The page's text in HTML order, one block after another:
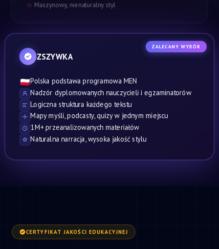
Maszynowy, nienaturalny styl
ZALECANY WYBÓR
ZSZYWKA
🇵🇱Polska podstawa programowa MEN
Nadzór dyplomowanych nauczycieli i egzaminatorów
Logiczna struktura każdego tekstu
Mapy myśli, podcasty, quizy w jednym miejscu
1M+ przeanalizowanych materiałów
Naturalna narracja, wysoka jakość stylu
CERTYFIKAT JAKOŚCI EDUKACYJNEJ